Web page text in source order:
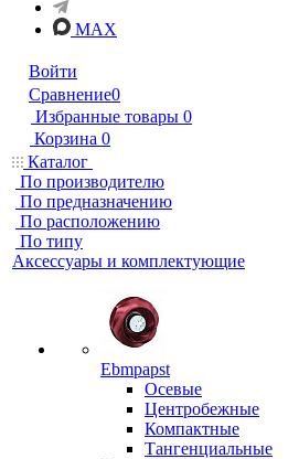
MAX
Войти
Сравнение0
Избранные товары 0
Корзина 0
Каталог
По производителю
По предназначению
По расположению
По типу
Аксессуары и комплектующие
Ebmpapst
Осевые
Центробежные
Компактные
Тангенциальные